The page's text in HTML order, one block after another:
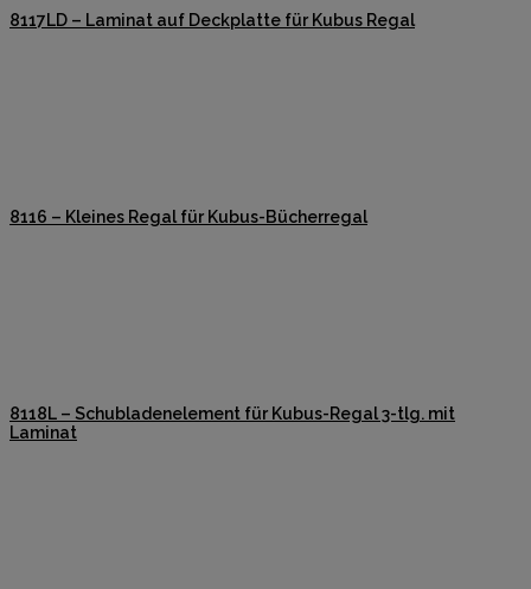
8117LD – Laminat auf Deckplatte für Kubus Regal
8116 – Kleines Regal für Kubus-Bücherregal
8118L – Schubladenelement für Kubus-Regal 3-tlg. mit
Laminat